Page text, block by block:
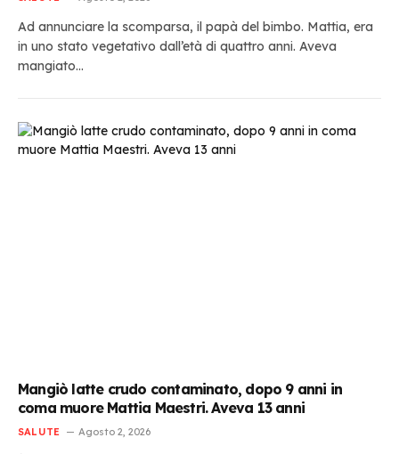
Ad annunciare la scomparsa, il papà del bimbo. Mattia, era
in uno stato vegetativo dall’età di quattro anni. Aveva
mangiato…
Mangiò latte crudo contaminato, dopo 9 anni in
coma muore Mattia Maestri. Aveva 13 anni
SALUTE Agosto 2, 2026